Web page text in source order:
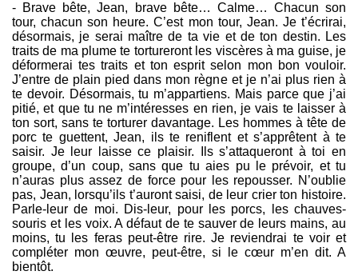
- Brave bête, Jean, brave bête… Calme… Chacun son
tour, chacun son heure. C’est mon tour, Jean. Je t’écrirai,
désormais, je serai maître de ta vie et de ton destin. Les
traits de ma plume te tortureront les viscères à ma guise, je
déformerai tes traits et ton esprit selon mon bon vouloir.
J’entre de plain pied dans mon règne et je n’ai plus rien à
te devoir. Désormais, tu m’appartiens. Mais parce que j’ai
pitié, et que tu ne m’intéresses en rien, je vais te laisser à
ton sort, sans te torturer davantage. Les hommes à tête de
porc te guettent, Jean, ils te reniflent et s’apprêtent à te
saisir. Je leur laisse ce plaisir. Ils s’attaqueront à toi en
groupe, d’un coup, sans que tu aies pu le prévoir, et tu
n’auras plus assez de force pour les repousser. N’oublie
pas, Jean, lorsqu’ils t’auront saisi, de leur crier ton histoire.
Parle-leur de moi. Dis-leur, pour les porcs, les chauves-
souris et les voix. A défaut de te sauver de leurs mains, au
moins, tu les feras peut-être rire. Je reviendrai te voir et
compléter mon œuvre, peut-être, si le cœur m’en dit. A
bientôt.